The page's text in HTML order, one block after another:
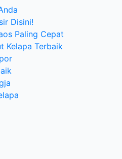
Disini!
Paling Cepat
Kelapa Terbaik